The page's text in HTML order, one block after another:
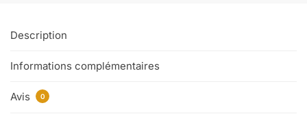
Description
Informations complémentaires
Avis 0